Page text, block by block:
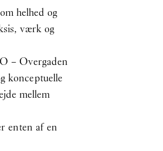
helhed og
værk og
– Overgaden
konceptuelle
mellem
enten af en